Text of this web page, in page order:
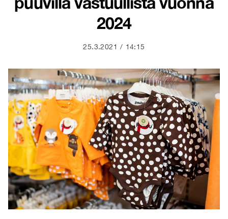
2024
25.3.2021 14:15